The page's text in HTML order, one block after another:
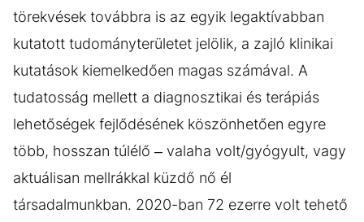
törekvések továbbra is az egyik legaktívabban
kutatott tudományterületet jelölik, a zajló klinikai
kutatások kiemelkedően magas számával. A
tudatosság mellett a diagnosztikai és terápiás
lehetőségek fejlődésének köszönhetően egyre
több, hosszan túlélő – valaha volt/gyógyult, vagy
aktuálisan mellrákkal küzdő nő él
társadalmunkban. 2020-ban 72 ezerre volt tehető